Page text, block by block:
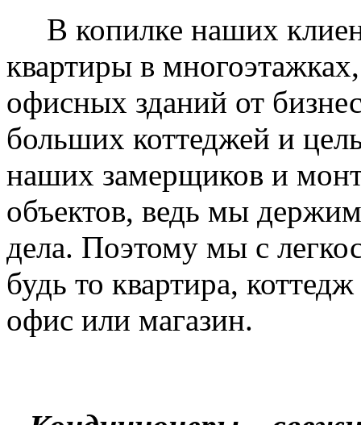
В копилке наших
квартиры в
офисных зданий от
больших коттеджей и
наших замерщиков и
объектов, ведь мы
дела. Поэтому мы с
будь то квартира,
офис или магазин.